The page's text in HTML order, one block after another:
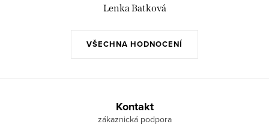
VŠECHNA HODNOCENÍ
Lenka Batková
Kontakt